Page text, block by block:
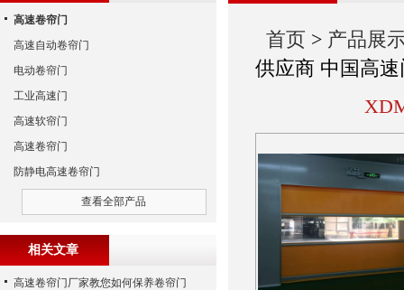
首页 > 产品展
供应商 中国高
高速卷帘门
高速自动卷帘门
电动卷帘门
工业高速门
高速软帘门
高速卷帘门
防静电高速卷帘门
查看全部产品
相关文章
高速卷帘门厂家教您如何保养卷帘门